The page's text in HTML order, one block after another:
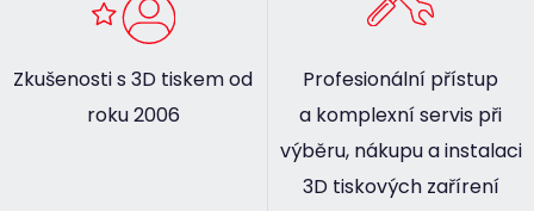
Zkušenosti s 3D tiskem od
roku 2006
Profesionální přístup
a komplexní servis při
výběru, nákupu a instalaci
3D tiskových zařírení